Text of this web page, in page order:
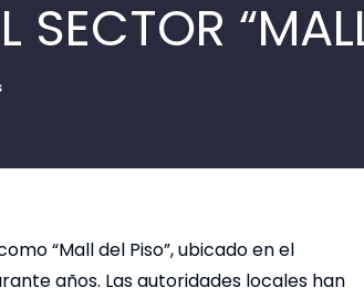
SECTOR
“Mall del Piso”, ubicado en el
años. Las autoridades locales han